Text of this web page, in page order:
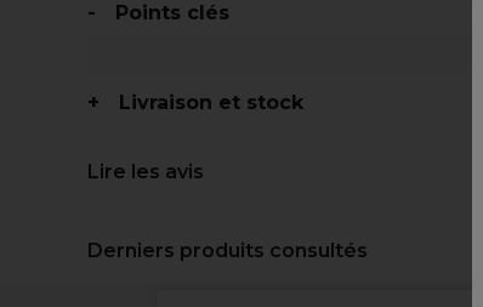
Points clés
Livraison et stock
Lire les avis
Derniers produits consultés